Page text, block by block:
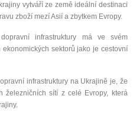
vytváří ze země ideální destinaci
zboží mezí Asií a zbytkem Evropy.
infrastruktury má ve svém
sektorů jako je cestovní
infrastruktury na Ukrajině je, že
železničních sítí z celé Evropy, která